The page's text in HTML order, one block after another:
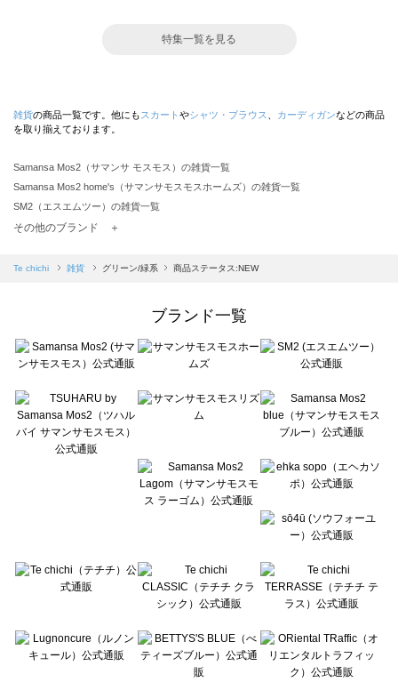
特集一覧を見る
雑貨の商品一覧です。他にも スカート やシャツ・ブラウス カーディガンなどの商品
を取り揃えております。
Samansa Mos2（サマンサ モスモス）の雑貨一覧
Samansa Mos2 home's（サマンサモスモスホームズ）の雑貨一覧
SM2（エスエムツー）の雑貨一覧
TSUHARU by Samansa Mos2（ツハルバイサマンサモスモス）の雑貨一覧
Samansa Mos2 blue（サマンサモスモス ブルー）の雑貨一覧
sō4ū（ソウフォーユー）の雑貨一覧
Te chichi（テチチ）の雑貨一覧
Te chichi CLASSIC（テチチ クラシック）の雑貨一覧
Lugnoncure（ルノンキュール）の雑貨一覧
BETTY'S BLUE（べティーズブルー）の雑貨一覧
Wpc.（ワールドパーティー）の雑貨一覧
その他のブランド ＋
Te chichi 雑貨 グリーン/緑系 商品ステータス:NEW
ブランド一覧